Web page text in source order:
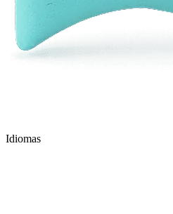
Idiomas